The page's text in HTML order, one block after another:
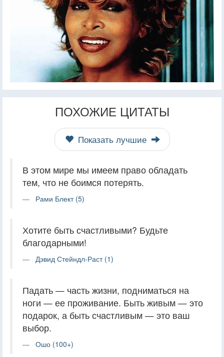
ПОХОЖИЕ ЦИТАТЫ
Показать лучшие
В этом мире мы имеем право обладать
тем, что не боимся потерять.
Рами Блект (5)
Хотите быть счастливыми? Будьте
благодарными!
Дэвид Стейндл-Раст (1)
Падать — часть жизни, подниматься на
ноги — ее проживание. Быть живым — это
подарок, а быть счастливым — это ваш
выбор.
Ошо (100+)